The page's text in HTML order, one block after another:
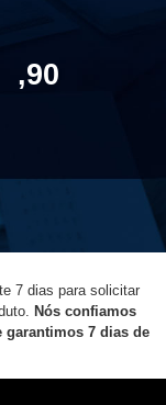
,90
7 dias para solicitar
Nós confiamos
garantimos 7 dias de